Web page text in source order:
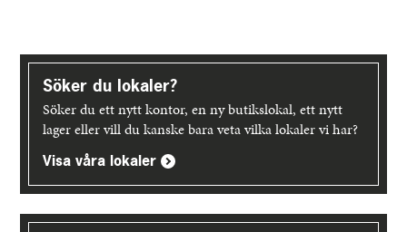
Upptäck
merSöker du lokaler?
Söker du ett nytt kontor, en ny butikslokal, ett nytt
lager eller vill du kanske bara veta vilka lokaler vi har?
Visa våra lokaler